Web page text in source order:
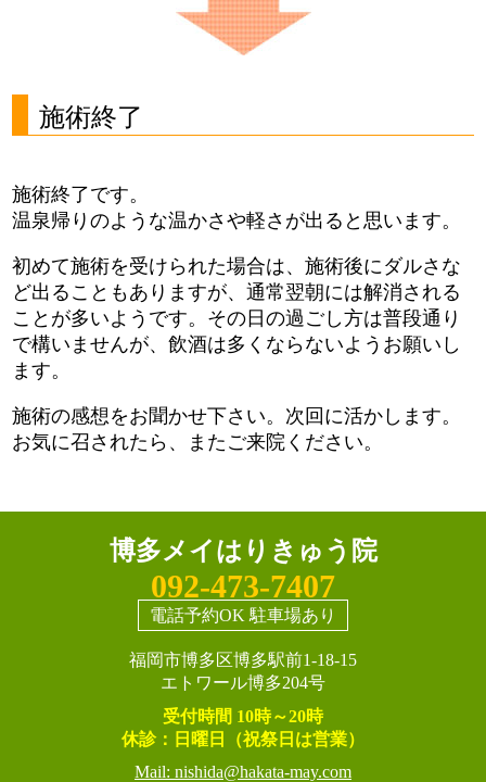
施術終了
施術終了です。
温泉帰りのような温かさや軽さが出ると思います。
初めて施術を受けられた場合は、施術後にダルさな
ど出ることもありますが、通常翌朝には解消される
ことが多いようです。その日の過ごし方は普段通り
で構いませんが、飲酒は多くならないようお願いし
ます。
施術の感想をお聞かせ下さい。次回に活かします。
お気に召されたら、またご来院ください。
博多メイはりきゅう院
092-473-7407
電話予約OK 駐車場あり
福岡市博多区博多駅前1-18-15
エトワール博多204号
受付時間 10時～20時
休診：日曜日（祝祭日は営業）
Mail: nishida@hakata-may.com